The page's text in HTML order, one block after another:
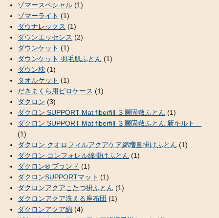
ゾマースペシャル (1)
ゾマーライト (1)
ダウナレックス (1)
ダウンエッセンス (2)
ダウンケット (1)
ダウンケット 羽毛肌ふとん (1)
ダウン枕 (1)
タオルケット (1)
だきまくら用ピロケース (1)
ダクロン (3)
ダクロン SUPPORT Mat fiberfill ３層固敷ふとん (1)
ダクロン SUPPORT Mat fiberfill ３層固敷ふとん 新キルト
(1)
ダクロン クオロフィルアクアケア綿増量掛けふとん (1)
ダクロン コンフォレル綿掛けふとん (1)
ダクロン® ブランド (1)
ダクロンSUPPORTマット (1)
ダクロンアクアこたつ掛ふとん (1)
ダクロンアクア洗える座布団 (1)
ダクロンアクア綿 (4)